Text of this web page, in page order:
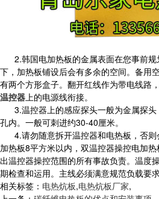
2.韩国电加热板的金属表面在您事前规
下，加热板铺设后会有多余的空间。备用
有两个方形盒子。翻开红线作为带电线路
温控器上的电源线衔接。
3.温控器上的感应探头一般为金属探头
孔内。一般可刺进约30-40厘米。
4.请勿随意拆开温控器和电热板，否则
加热板8平方米以内，双温控器操控电加
出温控器操控范围的所有事故负责。温度
期检查和运用。主线必须满意规范负载要求
相关标签： 电热炕板,电热炕板厂家,